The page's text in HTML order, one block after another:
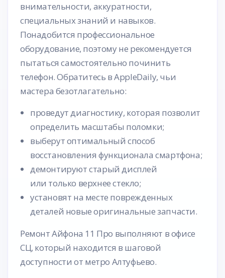
внимательности, аккуратности,
специальных знаний и навыков.
Понадобится профессиональное
оборудование, поэтому не рекомендуется
пытаться самостоятельно починить
телефон. Обратитесь в AppleDaily, чьи
мастера безотлагательно:
проведут диагностику, которая позволит
определить масштабы поломки;
выберут оптимальный способ
восстановления функционала смартфона;
демонтируют старый дисплей
или только верхнее стекло;
установят на месте поврежденных
деталей новые оригинальные запчасти.
Ремонт Айфона 11 Про выполняют в офисе
СЦ, который находится в шаговой
доступности от метро Алтуфьево.